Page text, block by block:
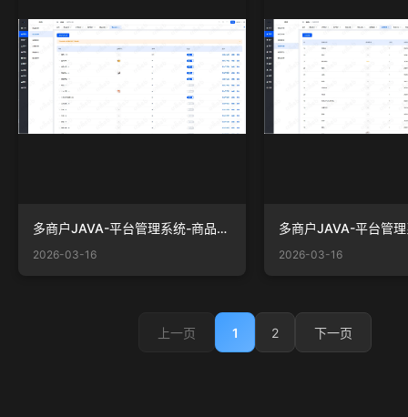
多商户JAVA-平台管理系统-商品-商品分类.png
2026-03-16 2026-03-16
上一页 1 2 下一页